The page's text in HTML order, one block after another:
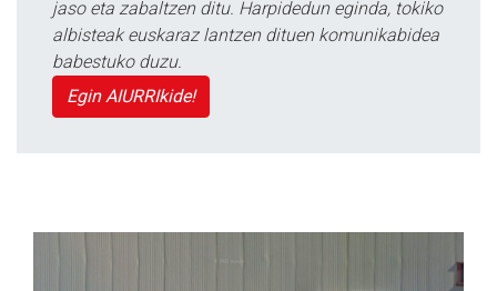
jaso eta zabaltzen ditu. Harpidedun eginda, tokiko
albisteak euskaraz lantzen dituen komunikabidea
babestuko duzu.
Egin AIURRIkide!